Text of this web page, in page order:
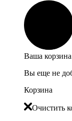
Ваша корзина
Вы еще не
Корзина
Очистить